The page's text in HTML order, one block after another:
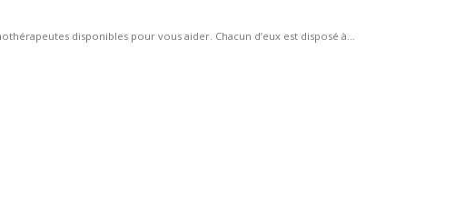
disponibles pour vous aider. Chacun d’eux est disposé à...